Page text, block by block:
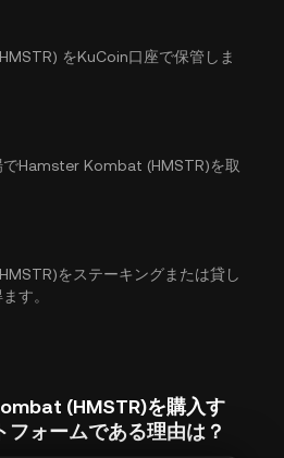
をKuCoin口座で保管しま
Hamster Kombat (HMSTR)を取
をステーキングまたは貸し
す。
(HMSTR)を購入す
フォームである理由は？